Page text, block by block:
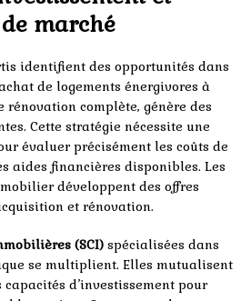
marché
identifient des opportunités dans
de logements énergivores à
rénovation complète, génère des
Cette stratégie nécessite une
évaluer précisément les coûts de
aides financières disponibles. Les
développent des offres
et rénovation.
(SCI) spécialisées dans
se multiplient. Elles mutualisent
capacités d’investissement pour